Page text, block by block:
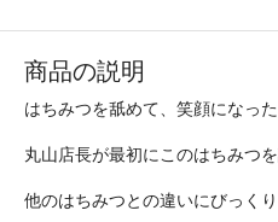
商品の説明
はちみつを舐めて、笑顔になっ
丸山店長が最初にこのはちみつ
他のはちみつとの違いにびっくり